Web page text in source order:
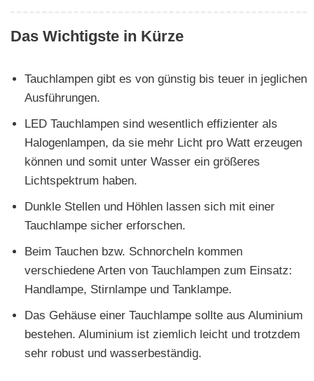
Das Wichtigste in Kürze
Tauchlampen gibt es von günstig bis teuer in jeglichen
Ausführungen.
LED Tauchlampen sind wesentlich effizienter als
Halogenlampen, da sie mehr Licht pro Watt erzeugen
können und somit unter Wasser ein größeres
Lichtspektrum haben.
Dunkle Stellen und Höhlen lassen sich mit einer
Tauchlampe sicher erforschen.
Beim Tauchen bzw. Schnorcheln kommen
verschiedene Arten von Tauchlampen zum Einsatz:
Handlampe, Stirnlampe und Tanklampe.
Das Gehäuse einer Tauchlampe sollte aus Aluminium
bestehen. Aluminium ist ziemlich leicht und trotzdem
sehr robust und wasserbeständig.